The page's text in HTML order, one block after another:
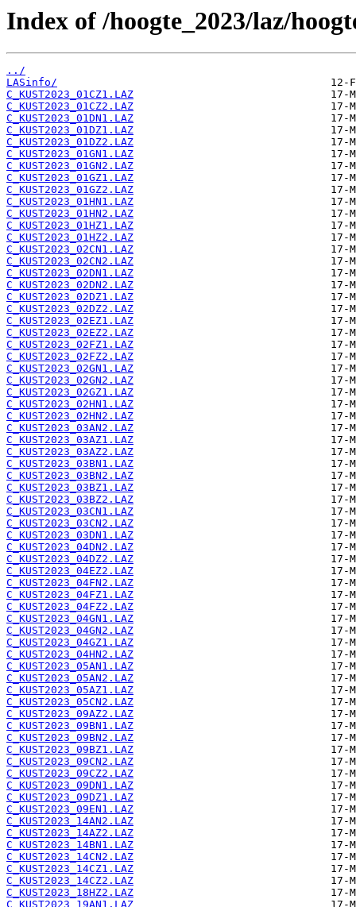
Index of /hoogte_2023/laz/
../
LASinfo/
C_KUST2023_01CZ1.LAZ
C_KUST2023_01CZ2.LAZ
C_KUST2023_01DN1.LAZ
C_KUST2023_01DZ1.LAZ
C_KUST2023_01DZ2.LAZ
C_KUST2023_01GN1.LAZ
C_KUST2023_01GN2.LAZ
C_KUST2023_01GZ1.LAZ
C_KUST2023_01GZ2.LAZ
C_KUST2023_01HN1.LAZ
C_KUST2023_01HN2.LAZ
C_KUST2023_01HZ1.LAZ
C_KUST2023_01HZ2.LAZ
C_KUST2023_02CN1.LAZ
C_KUST2023_02CN2.LAZ
C_KUST2023_02DN1.LAZ
C_KUST2023_02DN2.LAZ
C_KUST2023_02DZ1.LAZ
C_KUST2023_02DZ2.LAZ
C_KUST2023_02EZ1.LAZ
C_KUST2023_02EZ2.LAZ
C_KUST2023_02FZ1.LAZ
C_KUST2023_02FZ2.LAZ
C_KUST2023_02GN1.LAZ
C_KUST2023_02GN2.LAZ
C_KUST2023_02GZ1.LAZ
C_KUST2023_02HN1.LAZ
C_KUST2023_02HN2.LAZ
C_KUST2023_03AN2.LAZ
C_KUST2023_03AZ1.LAZ
C_KUST2023_03AZ2.LAZ
C_KUST2023_03BN1.LAZ
C_KUST2023_03BN2.LAZ
C_KUST2023_03BZ1.LAZ
C_KUST2023_03BZ2.LAZ
C_KUST2023_03CN1.LAZ
C_KUST2023_03CN2.LAZ
C_KUST2023_03DN1.LAZ
C_KUST2023_04DN2.LAZ
C_KUST2023_04DZ2.LAZ
C_KUST2023_04EZ2.LAZ
C_KUST2023_04FN2.LAZ
C_KUST2023_04FZ1.LAZ
C_KUST2023_04FZ2.LAZ
C_KUST2023_04GN1.LAZ
C_KUST2023_04GN2.LAZ
C_KUST2023_04GZ1.LAZ
C_KUST2023_04HN2.LAZ
C_KUST2023_05AN1.LAZ
C_KUST2023_05AN2.LAZ
C_KUST2023_05AZ1.LAZ
C_KUST2023_05CN2.LAZ
C_KUST2023_09AZ2.LAZ
C_KUST2023_09BN1.LAZ
C_KUST2023_09BN2.LAZ
C_KUST2023_09BZ1.LAZ
C_KUST2023_09CN2.LAZ
C_KUST2023_09CZ2.LAZ
C_KUST2023_09DN1.LAZ
C_KUST2023_09DZ1.LAZ
C_KUST2023_09EN1.LAZ
C_KUST2023_14AN2.LAZ
C_KUST2023_14AZ2.LAZ
C_KUST2023_14BN1.LAZ
C_KUST2023_14CN2.LAZ
C_KUST2023_14CZ1.LAZ
C_KUST2023_14CZ2.LAZ
C_KUST2023_18HZ2.LAZ
C_KUST2023_19AN1.LAZ